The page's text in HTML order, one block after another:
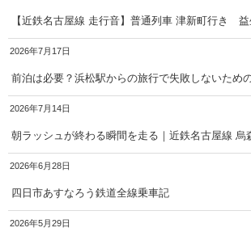
【近鉄名古屋線 走行音】普通列車 津新町行き
2026年7月17日
前泊は必要？浜松駅からの旅行で失敗しないため
2026年7月14日
朝ラッシュが終わる瞬間を走る｜近鉄名古屋線 烏
2026年6月28日
四日市あすなろう鉄道全線乗車記
2026年5月29日